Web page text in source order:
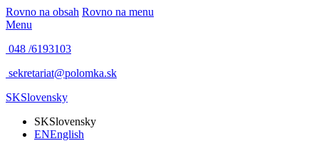
Rovno na obsah Rovno na menu
Menu
048 /6193103
sekretariat@polomka.sk
SKSlovensky
SKSlovensky
ENEnglish